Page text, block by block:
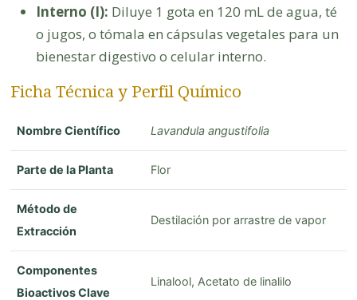
Interno (I): Diluye 1 gota en 120 mL de agua, té
o jugos, o tómala en cápsulas vegetales para un
bienestar digestivo o celular interno.
Ficha Técnica y Perfil Químico
Nombre Científico Lavandula angustifolia
Parte de la Planta Flor
Método de
Extracción
Destilación por arrastre de vapor
Componentes
Bioactivos Clave
Linalool, Acetato de linalilo